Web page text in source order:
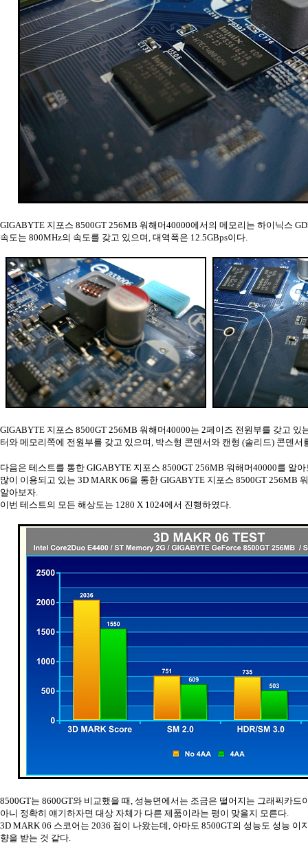
GIGABYTE 지포스 8500GT 256MB 워해머40000에서의 메모리는 하이닉스
속도는 800MHz의 속도를 갖고 있으며, 대역폭은 12.5GBps이다.
GIGABYTE 지포스 8500GT 256MB 워해머40000는 2페이즈 전원부를 갖고 있
터와 메모리쪽에 전원부를 갖고 있으며, 박스형 콘덴서와 캔형 (솔리드) 콘덴서
다음은 테스트를 통한 GIGABYTE 지포스 8500GT 256MB 워해머40000를 알
많이 이용되고 있는 3D MARK 06을 통한 GIGABYTE 지포스 8500GT 256MB
알아보자.
이번 테스트의 모든 해상도는 1280 X 1024에서 진행하였다.
8500GT는 8600GT와 비교했을 때, 성능면에서는 조금은 떨어지는 그래픽카드
아니 정확히 얘기하자면 대상 자체가 다른 제품이라는 평이 맞을지 모른다.
3D MARK 06 스코어는 2036 점이 나왔는데, 아마도 8500GT의 성능도 성능 이
향을 받는 것 같다.